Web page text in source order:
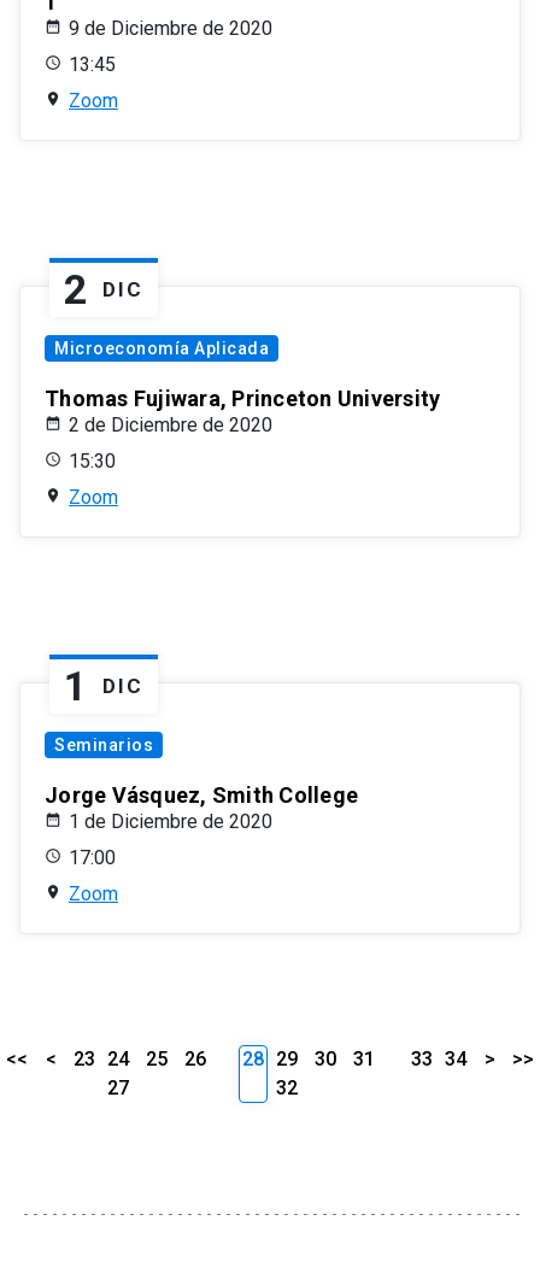
9 de Diciembre de 2020
13:45
Zoom
2 DIC
Microeconomía Aplicada
Thomas Fujiwara, Princeton University
2 de Diciembre de 2020
15:30
Zoom
1 DIC
Seminarios
Jorge Vásquez, Smith College
1 de Diciembre de 2020
17:00
Zoom
<< < 23 24 25
26
27
28 29 30
31
32
33 34 > >>